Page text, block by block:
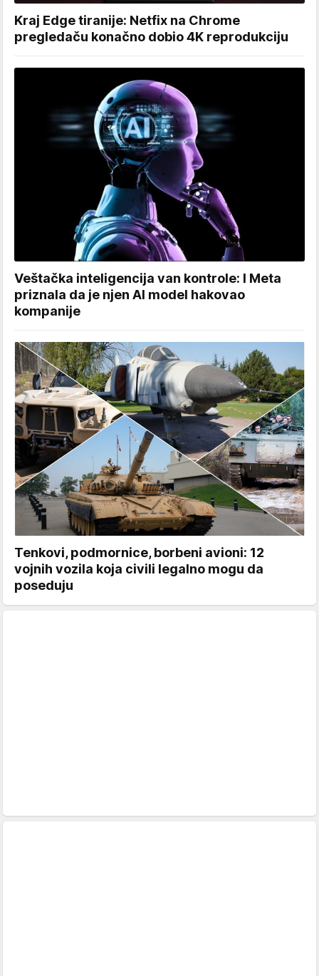
Kraj Edge tiranije: Netfix na Chrome
pregledaču konačno dobio 4K reprodukciju
Veštačka inteligencija van kontrole: I Meta
priznala da je njen AI model hakovao
kompanije
Tenkovi, podmornice, borbeni avioni: 12
vojnih vozila koja civili legalno mogu da
poseduju